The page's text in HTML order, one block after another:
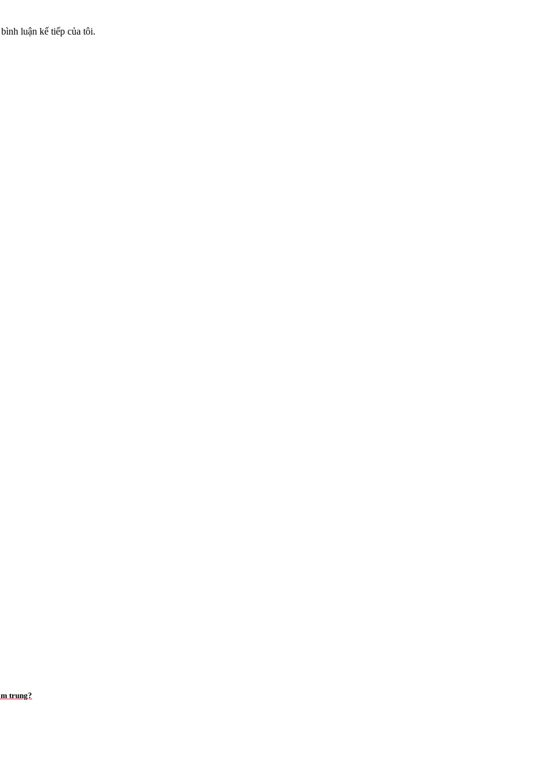
luận kế tiếp của tôi.
trung?